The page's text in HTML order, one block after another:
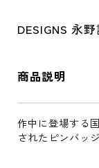
DESIGNS 永
商品説明
作中に登場する
されたピンバッジ